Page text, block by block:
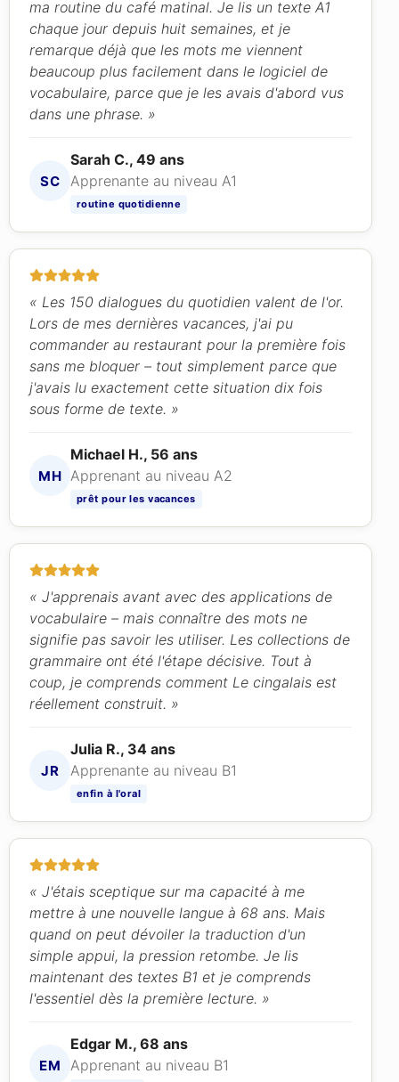
ma routine du café matinal. Je lis un texte A1
chaque jour depuis huit semaines, et je
remarque déjà que les mots me viennent
beaucoup plus facilement dans le logiciel de
vocabulaire, parce que je les avais d'abord vus
dans une phrase. »
SC
Sarah C., 49 ans
Apprenante au niveau A1
routine quotidienne
« Les 150 dialogues du quotidien valent de l'or.
Lors de mes dernières vacances, j'ai pu
commander au restaurant pour la première fois
sans me bloquer – tout simplement parce que
j'avais lu exactement cette situation dix fois
sous forme de texte. »
MH
Michael H., 56 ans
Apprenant au niveau A2
prêt pour les vacances
« J'apprenais avant avec des applications de
vocabulaire – mais connaître des mots ne
signifie pas savoir les utiliser. Les collections de
grammaire ont été l'étape décisive. Tout à
coup, je comprends comment Le cingalais est
réellement construit. »
JR
Julia R., 34 ans
Apprenante au niveau B1
enfin à l'oral
« J'étais sceptique sur ma capacité à me
mettre à une nouvelle langue à 68 ans. Mais
quand on peut dévoiler la traduction d'un
simple appui, la pression retombe. Je lis
maintenant des textes B1 et je comprends
l'essentiel dès la première lecture. »
EM
Edgar M., 68 ans
Apprenant au niveau B1